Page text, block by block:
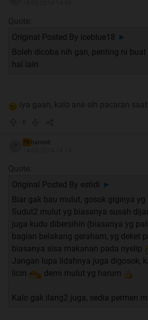
Quote:
Original Posted By iceblue18 ►
Boleh dicoba nih gan, penting ni
hal lain
iya gaan, kalo ane sih pacaran
0
TS baron6
Quote:
Original Posted By estidi ►
Biar gak bau mulut, gosok giginya yg
Sudut2 mulut yg biasanya susah
juga kudu dibersihin (biasanya yg
bagian belakang geraham, yg deket
biasanya sisa makanan pada nyelip
Jangan lupa lidahnya juga digosok,
licin
demi mulut yg harum
Kalo gak ilang2 juga, sedia permen